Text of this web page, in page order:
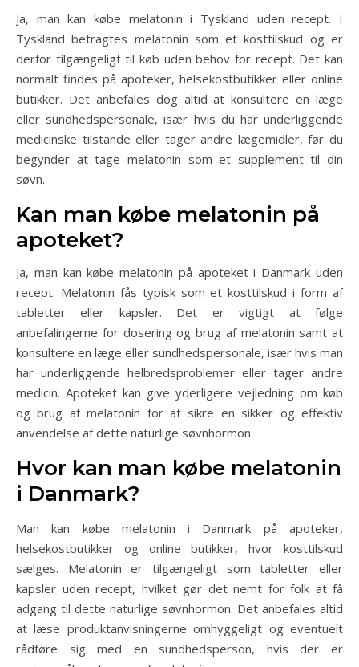
Ja, man kan købe melatonin i Tyskland uden recept. I
Tyskland betragtes melatonin som et kosttilskud og er
derfor tilgængeligt til køb uden behov for recept. Det kan
normalt findes på apoteker, helsekostbutikker eller online
butikker. Det anbefales dog altid at konsultere en læge
eller sundhedspersonale, især hvis du har underliggende
medicinske tilstande eller tager andre lægemidler, før du
begynder at tage melatonin som et supplement til din
søvn.
Kan man købe melatonin på
apoteket?
Ja, man kan købe melatonin på apoteket i Danmark uden
recept. Melatonin fås typisk som et kosttilskud i form af
tabletter eller kapsler. Det er vigtigt at følge
anbefalingerne for dosering og brug af melatonin samt at
konsultere en læge eller sundhedspersonale, især hvis man
har underliggende helbredsproblemer eller tager andre
medicin. Apoteket kan give yderligere vejledning om køb
og brug af melatonin for at sikre en sikker og effektiv
anvendelse af dette naturlige søvnhormon.
Hvor kan man købe melatonin
i Danmark?
Man kan købe melatonin i Danmark på apoteker,
helsekostbutikker og online butikker, hvor kosttilskud
sælges. Melatonin er tilgængeligt som tabletter eller
kapsler uden recept, hvilket gør det nemt for folk at få
adgang til dette naturlige søvnhormon. Det anbefales altid
at læse produktanvisningerne omhyggeligt og eventuelt
rådføre sig med en sundhedsperson, hvis der er